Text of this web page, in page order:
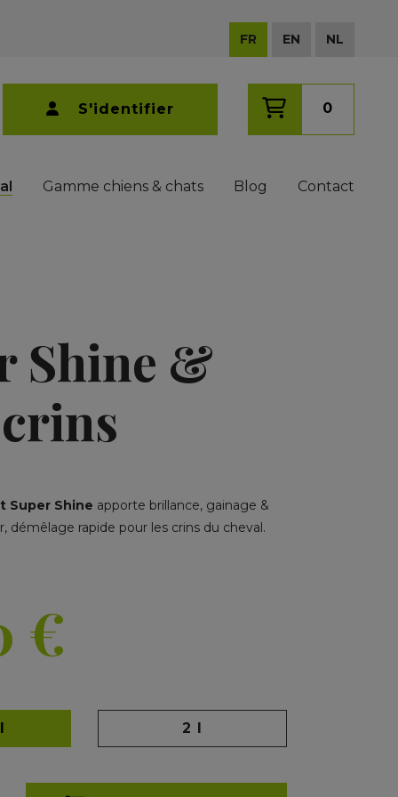
FR
EN NL
S'identifier 0
Gamme chiens & chats Blog Contact
Shine &
Super Shine apporte brillance, gainage &
démêlage rapide pour les crins du cheval.
€
2 l